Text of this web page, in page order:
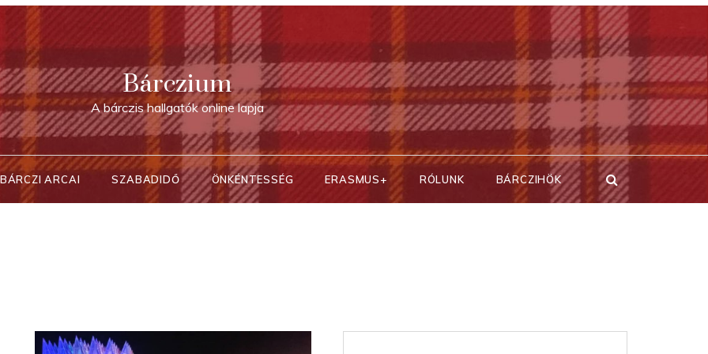
Bárczium
A bárczis hallgatók online lapja
BÁRCZI ARCAI SZABADIDŐ ÖNKÉNTESSÉG ERASMUS+ RÓLUNK BÁRCZIHÖK